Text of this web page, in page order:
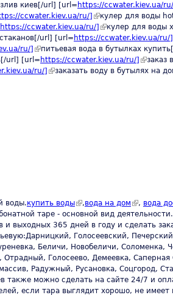
киев[/url] [url= https://ccwater.kiev.ua/
ccwater.kiev.ua/ru/] (link is external)
кулер для воды
https://ccwater.kiev.ua/ru/] (link is external)
кулер для воды
url] [url= https://ccwater.kiev.ua/ru/]
ru/] (link is external)
питьевая вода в бутылках
url] [url= https://ccwater.kiev.ua/ru/] (link is
заказ
ru/] (link is external)
заказать воду в бутылях на
воды.купить воды(link is external)
,вода на дом (link is
, вода
таре - основной вид
выходных 365 дней в году и сделать
Голосеевский,
Беличи, Новобеличи, Соломенка,
Голосеево, Демеевка,
Радужный, Русановка, Соцгород,
также можно сделать на сайте 24/7 и
если тара выглядит хорошо, не